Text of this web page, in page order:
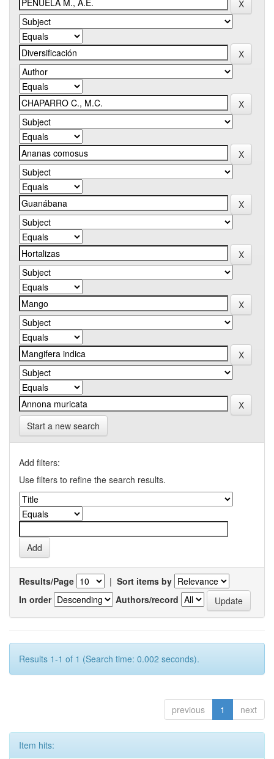
Start a new search
Add filters:
Use filters to refine the search results.
Results/Page | Sort items by
In order
Authors/record
Results 1-1 of 1 (Search time: 0.002 seconds).
previous 1 next
Item hits: